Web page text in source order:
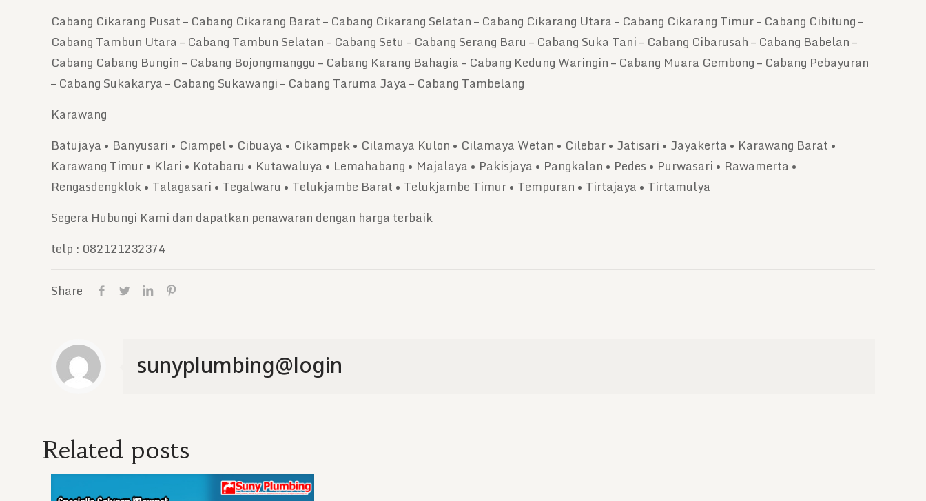
Cabang Cikarang Pusat – Cabang Cikarang Barat – Cabang Cikarang Selatan – Cabang Cikarang Utara – Cabang Cikarang Timur – Cabang Cibitung –
Cabang Tambun Utara – Cabang Tambun Selatan – Cabang Setu – Cabang Serang Baru – Cabang Suka Tani – Cabang Cibarusah – Cabang Babelan –
Cabang Cabang Bungin – Cabang Bojongmanggu – Cabang Karang Bahagia – Cabang Kedung Waringin – Cabang Muara Gembong – Cabang Pebayuran
– Cabang Sukakarya – Cabang Sukawangi – Cabang Taruma Jaya – Cabang Tambelang
Karawang
Batujaya • Banyusari • Ciampel • Cibuaya • Cikampek • Cilamaya Kulon • Cilamaya Wetan • Cilebar • Jatisari • Jayakerta • Karawang Barat •
Karawang Timur • Klari • Kotabaru • Kutawaluya • Lemahabang • Majalaya • Pakisjaya • Pangkalan • Pedes • Purwasari • Rawamerta •
Rengasdengklok • Talagasari • Tegalwaru • Telukjambe Barat • Telukjambe Timur • Tempuran • Tirtajaya • Tirtamulya
Segera Hubungi Kami dan dapatkan penawaran dengan harga terbaik
telp : 082121232374
Share
sunyplumbing@login
Related posts